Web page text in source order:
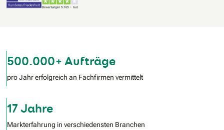
500.000+ Aufträge
pro Jahr erfolgreich an Fachfirmen vermittelt
17 Jahre
Markterfahrung in verschiedensten Branchen